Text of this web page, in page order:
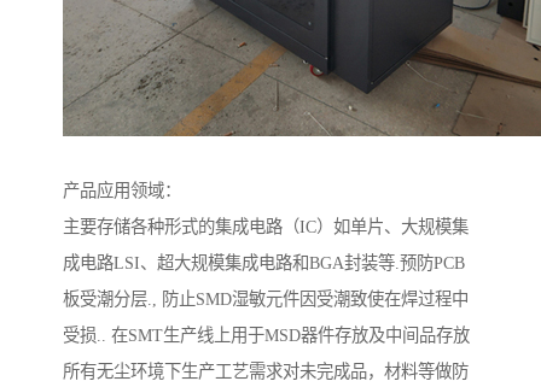
产品应用领域：
主要存储各种形式的集成电路（IC）如单片、大规模集
成电路LSI、超大规模集成电路和BGA封装等.预防PCB
板受潮分层., 防止SMD湿敏元件因受潮致使在焊过程中
受损.. 在SMT生产线上用于MSD器件存放及中间品存放
所有无尘环境下生产工艺需求对未完成品，材料等做防